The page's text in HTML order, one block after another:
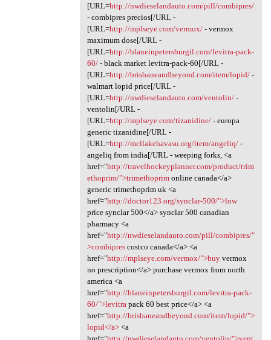
[URL=http://nwdieselandauto.com/pill/combipres/
- combipres precios[/URL -
[URL=http://mplseye.com/vermox/- vermox
maximum dose[/URL -
[URL=http://blaneinpetersburgil.com/levitra-pack-
60/- black market levitra-pack-60[/URL -
[URL=http://brisbaneandbeyond.com/item/lopid/-
walmart lopid price[/URL -
[URL=http://nwdieselandauto.com/ventolin/-
ventolin[/URL -
[URL=http://mplseye.com/tizanidine/- europa
generic tizanidine[/URL -
[URL=http://mcllakehavasu.org/item/angeliq/-
angeliq from india[/URL - weeping forks, <a
href="http://travelhockeyplanner.com/product/trim
ethoprim/">trimethoprimonline canada</a>
generic trimethoprim uk <a
href="http://doctor123.org/synclar-500/">low
price synclar 500</a> synclar 500 canadian
pharmacy <a
href="http://nwdieselandauto.com/pill/combipres/"
>combiprescostco canada</a> <a
href="http://mplseye.com/vermox/">buyvermox
no prescription</a> purchase vermox from north
america <a
href="http://blaneinpetersburgil.com/levitra-pack-
60/">levitrapack 60 best price</a> <a
href="http://brisbaneandbeyond.com/item/lopid/">
lopid</a><a